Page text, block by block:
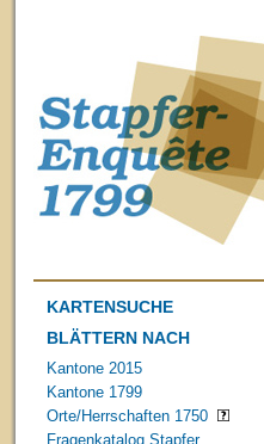
KARTENSUCHE
BLÄTTERN NACH
Kantone 2015
Kantone 1799
Orte/Herrschaften 1750
Fragenkatalog Stapfer